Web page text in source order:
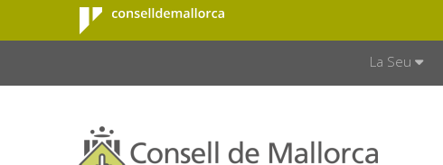
Salta al contingut principal
Consell de
Mallorca
La Seu